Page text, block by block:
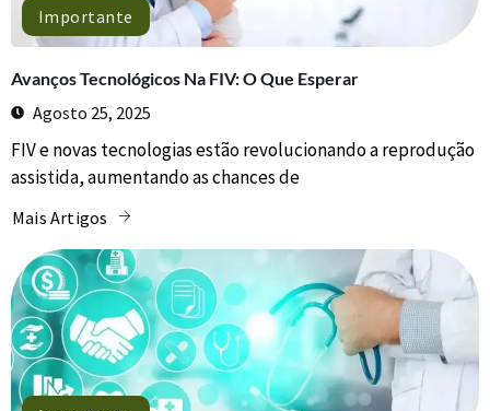
Importante
Avanços Tecnológicos Na FIV: O Que Esperar
Agosto 25, 2025
FIV e novas tecnologias estão revolucionando a reprodução
assistida, aumentando as chances de
Mais Artigos